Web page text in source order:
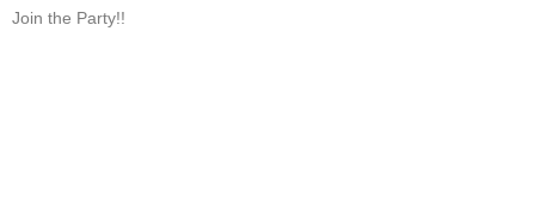
Join the Party!!